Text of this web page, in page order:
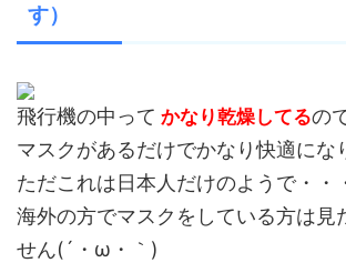
す）
飛行機の中って かなり乾燥してるの
マスクがあるだけでかなり快適にな
ただこれは日本人だけのようで・・
海外の方でマスクをしている方は見
せん(´・ω・｀)